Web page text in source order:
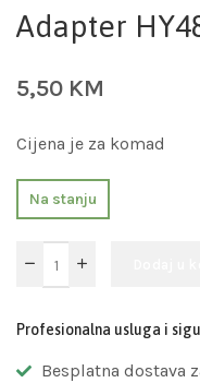
Adapter
5,50 KM
Cijena je za komad
Na stanju
Profesionalna usluga i
Besplatna dostava